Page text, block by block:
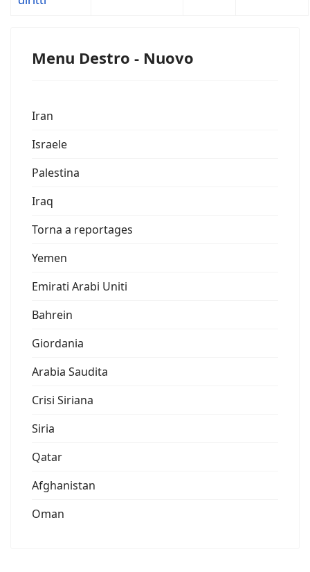
Menu Destro - Nuovo
Iran
Israele
Palestina
Iraq
Torna a reportages
Yemen
Emirati Arabi Uniti
Bahrein
Giordania
Arabia Saudita
Crisi Siriana
Siria
Qatar
Afghanistan
Oman